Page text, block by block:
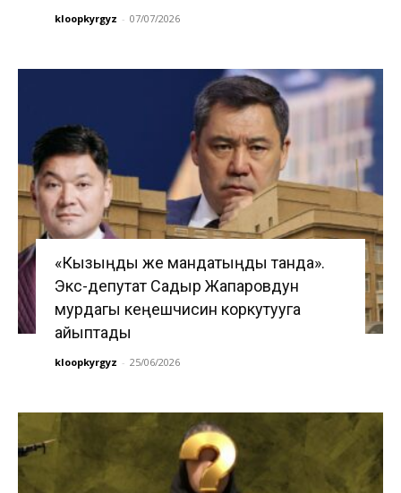
kloopkyrgyz - 07/07/2026
«Кызыңды же мандатыңды танда».
Экс-депутат Садыр Жапаровдун
мурдагы кеңешчисин коркутууга
айыптады
kloopkyrgyz - 25/06/2026